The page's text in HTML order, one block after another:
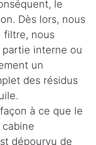
le
Dès lors, nous
filtre, nous
partie interne ou
un
des résidus
à ce que le
cabine
dépourvu de